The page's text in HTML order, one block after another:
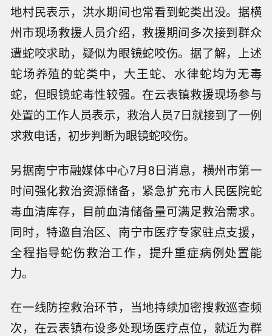
地村民表示，洪水期间也常看到蛇类出没。据横
州市现场救援人员介绍，救援期间多次接到群众
遭蛇咬求助，疑似为眼镜蛇咬伤。据了解，上述
蛇场养殖的蛇类中，大王蛇、水律蛇均为无毒
蛇，但眼镜蛇毒性较强。在云表镇救援现场参与
处置的工作人员表示，救治人员7日就接到了一例
求救电话，初步判断为眼镜蛇咬伤。
另据南宁市融媒体中心7月8日消息，横州市第一
时间强化救治资源储备，紧急扩充市人民医院蛇
毒血清库存，目前血清储备量可满足救治需求。
同时，特邀自治区、南宁市医疗专家驻点支援，
全程指导蛇伤救治工作，提升重症病例处置能
力。
在一线防控救治环节，当地持续加密搜救巡查频
次，在云表镇布设多处现场医疗点位，就近为群